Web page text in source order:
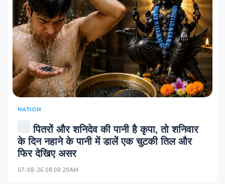
NATION
पितरों और शनिदेव की पानी है कृपा, तो शनिवार
के दिन नहाने के पानी में डालें एक चुटकी तिल और
फिर देखिए असर
07-08-26 08:08:29AM